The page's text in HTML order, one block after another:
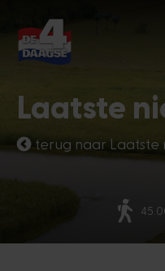
Laatste
terug naar Laatste
Meer
Stel je vragen
Hoi, ik ben
4Daagse. Waar